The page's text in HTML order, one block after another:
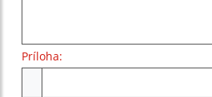
Príloha: